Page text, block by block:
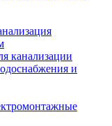
канализации
и